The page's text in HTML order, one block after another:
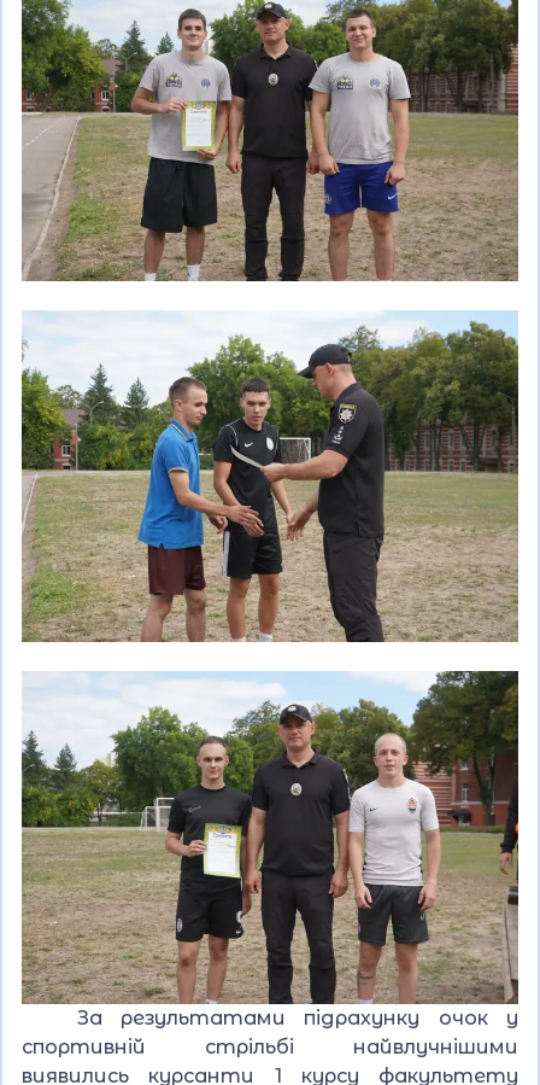
За результатами підрахунку очок у
спортивній стрільбі найвлучнішими
виявились курсанти 1 курсу факультету